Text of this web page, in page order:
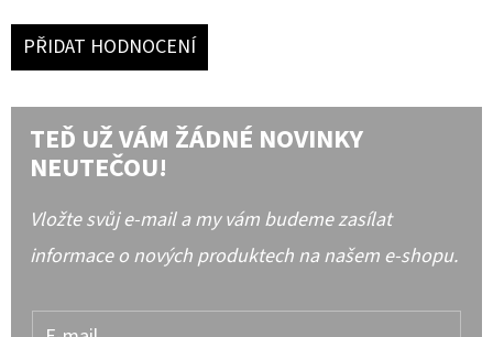
PŘIDAT HODNOCENÍ
TEĎ UŽ VÁM ŽÁDNÉ NOVINKY
NEUTEČOU!
Vložte svůj e-mail a my vám budeme zasílat
informace o nových produktech na našem e-shopu.